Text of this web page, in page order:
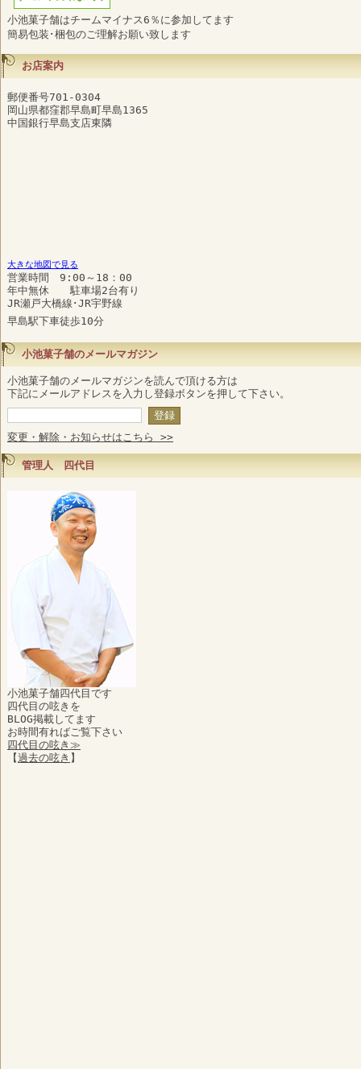
小池菓子舗はチームマイナス6％に参加してます
簡易包装･梱包のご理解お願い致します
お店案内
郵便番号701-0304
岡山県都窪郡早島町早島1365
中国銀行早島支店東隣
大きな地図で見る
営業時間 9:00～18：00
年中無休 駐車場2台有り
JR瀬戸大橋線･JR宇野線
早島駅下車徒歩10分
小池菓子舗のメールマガジン
小池菓子舗のメールマガジンを読んで頂ける方は
下記にメールアドレスを入力し登録ボタンを押して下さい。
変更・解除・お知らせはこちら >>
管理人 四代目
小池菓子舗四代目です
四代目の呟きを
BLOG掲載してます
お時間有ればご覧下さい
四代目の呟き≫
【過去の呟き 】